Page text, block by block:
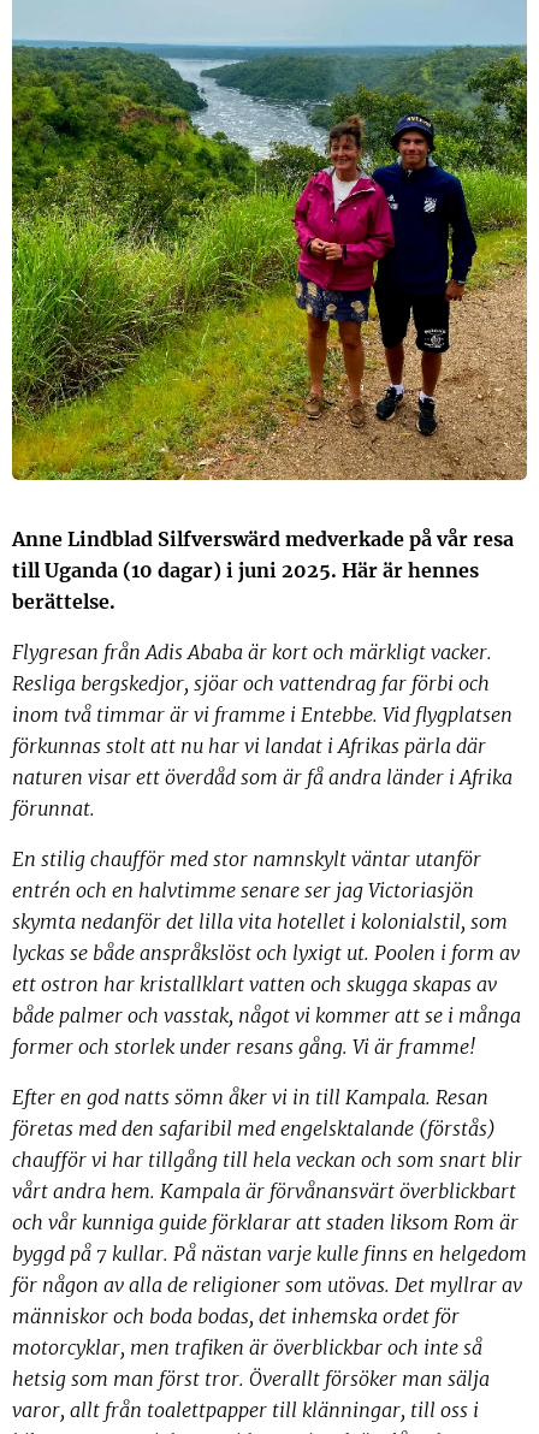
Anne Lindblad Silfverswärd medverkade på vår resa
till Uganda (10 dagar) i juni 2025. Här är hennes
berättelse.
Flygresan från Adis Ababa är kort och märkligt vacker.
Resliga bergskedjor, sjöar och vattendrag far förbi och
inom två timmar är vi framme i Entebbe. Vid flygplatsen
förkunnas stolt att nu har vi landat i Afrikas pärla där
naturen visar ett överdåd som är få andra länder i Afrika
förunnat.
En stilig chaufför med stor namnskylt väntar utanför
entrén och en halvtimme senare ser jag Victoriasjön
skymta nedanför det lilla vita hotellet i kolonialstil, som
lyckas se både anspråkslöst och lyxigt ut. Poolen i form av
ett ostron har kristallklart vatten och skugga skapas av
både palmer och vasstak, något vi kommer att se i många
former och storlek under resans gång. Vi är framme!
Efter en god natts sömn åker vi in till Kampala. Resan
företas med den safaribil med engelsktalande (förstås)
chaufför vi har tillgång till hela veckan och som snart blir
vårt andra hem. Kampala är förvånansvärt överblickbart
och vår kunniga guide förklarar att staden liksom Rom är
byggd på 7 kullar. På nästan varje kulle finns en helgedom
för någon av alla de religioner som utövas. Det myllrar av
människor och boda bodas, det inhemska ordet för
motorcyklar, men trafiken är överblickbar och inte så
hetsig som man först tror. Överallt försöker man sälja
varor, allt från toalettpapper till klänningar, till oss i